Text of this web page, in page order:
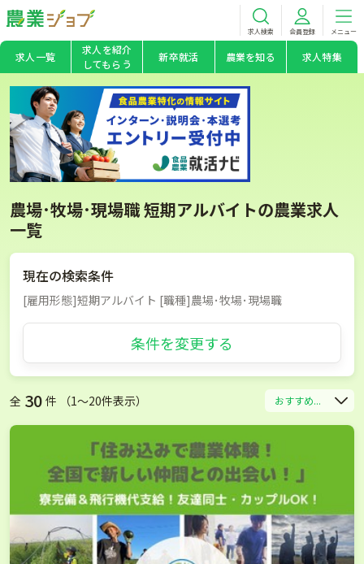
求人検索 会員登録 メニュー
求人一覧
求人を紹介
してもらう
新卒就活 農業を知る 求人特集
農場･牧場･現場職 短期アルバイトの農業求人
一覧
現在の検索条件
[雇用形態]短期アルバイト [職種]農場･牧場･現場職
条件を変更する
全 30 件 （1〜20件表示） おすすめ...